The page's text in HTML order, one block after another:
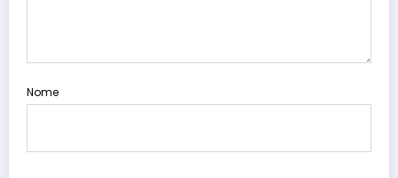
Nome